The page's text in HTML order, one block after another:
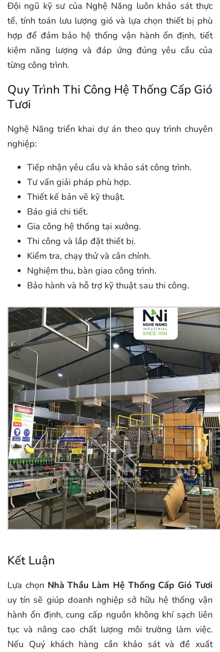
Đội ngũ kỹ sư của Nghệ Năng luôn khảo sát thực
tế, tính toán lưu lượng gió và lựa chọn thiết bị phù
hợp để đảm bảo hệ thống vận hành ổn định, tiết
kiệm năng lượng và đáp ứng đúng yêu cầu của
từng công trình.
Quy Trình Thi Công Hệ Thống Cấp Gió
Tươi
Nghệ Năng triển khai dự án theo quy trình chuyên
nghiệp:
Tiếp nhận yêu cầu và khảo sát công trình.
Tư vấn giải pháp phù hợp.
Thiết kế bản vẽ kỹ thuật.
Báo giá chi tiết.
Gia công hệ thống tại xưởng.
Thi công và lắp đặt thiết bị.
Kiểm tra, chạy thử và cân chỉnh.
Nghiệm thu, bàn giao công trình.
Bảo hành và hỗ trợ kỹ thuật sau thi công.
Kết Luận
Lựa chọn Nhà Thầu Làm Hệ Thống Cấp Gió Tươi
uy tín sẽ giúp doanh nghiệp sở hữu hệ thống vận
hành ổn định, cung cấp nguồn không khí sạch liên
tục và nâng cao chất lượng môi trường làm việc.
Nếu Quý khách hàng cần khảo sát và đề xuất